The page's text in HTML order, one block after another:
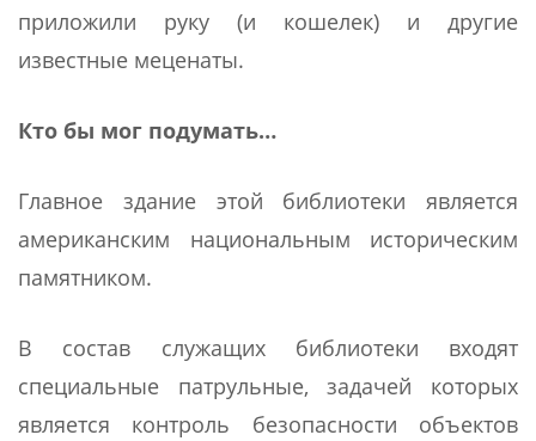
приложили руку (и кошелек) и другие
известные меценаты.
Кто бы мог подумать…
Главное здание этой библиотеки является
американским национальным историческим
памятником.
В состав служащих библиотеки входят
специальные патрульные, задачей которых
является контроль безопасности объектов